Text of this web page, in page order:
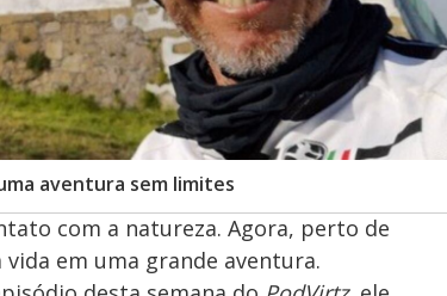
aventura sem limites
com a natureza. Agora, perto de
em uma grande aventura.